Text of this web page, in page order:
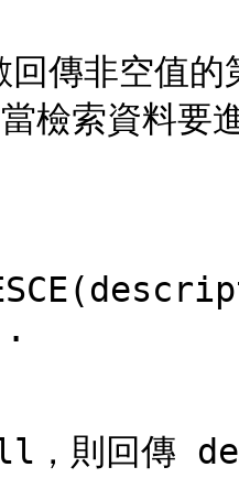
回傳非空值
檢索資料要
，則回傳